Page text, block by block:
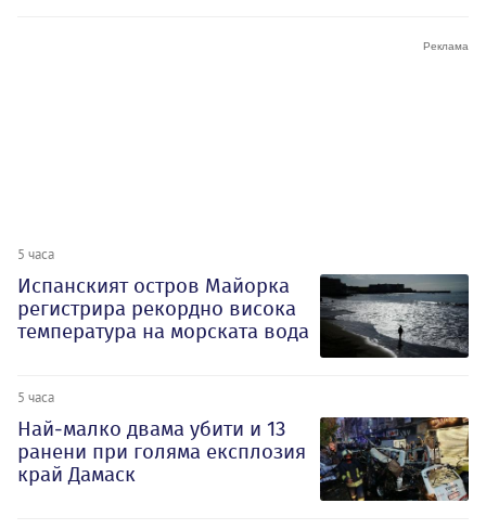
5 часа
Испанският остров Майорка
регистрира рекордно висока
температура на морската вода
5 часа
Най-малко двама убити и 13
ранени при голяма експлозия
край Дамаск